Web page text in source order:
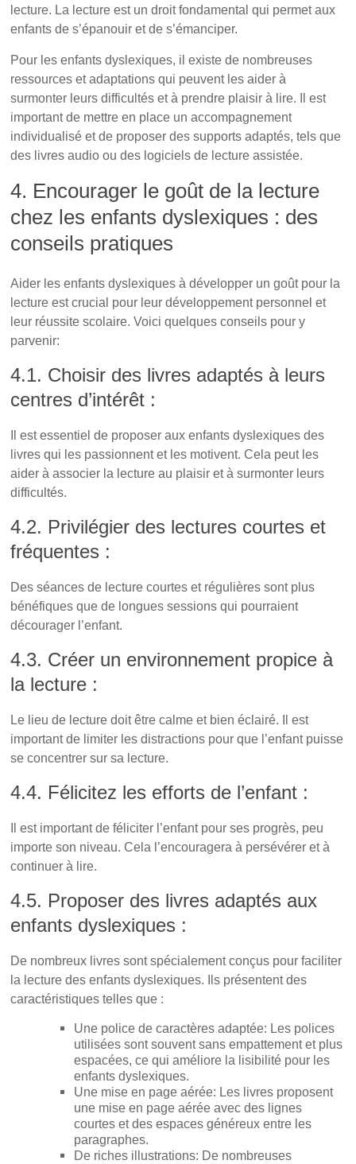
lecture. La lecture est un droit fondamental qui permet aux
enfants de s’épanouir et de s’émanciper.
Pour les enfants dyslexiques, il existe de nombreuses
ressources et adaptations qui peuvent les aider à
surmonter leurs difficultés et à prendre plaisir à lire. Il est
important de mettre en place un accompagnement
individualisé et de proposer des supports adaptés, tels que
des livres audio ou des logiciels de lecture assistée.
4. Encourager le goût de la lecture
chez les enfants dyslexiques : des
conseils pratiques
Aider les enfants dyslexiques à développer un goût pour la
lecture est crucial pour leur développement personnel et
leur réussite scolaire. Voici quelques conseils pour y
parvenir:
4.1. Choisir des livres adaptés à leurs
centres d’intérêt :
Il est essentiel de proposer aux enfants dyslexiques des
livres qui les passionnent et les motivent. Cela peut les
aider à associer la lecture au plaisir et à surmonter leurs
difficultés.
4.2. Privilégier des lectures courtes et
fréquentes :
Des séances de lecture courtes et régulières sont plus
bénéfiques que de longues sessions qui pourraient
décourager l’enfant.
4.3. Créer un environnement propice à
la lecture :
Le lieu de lecture doit être calme et bien éclairé. Il est
important de limiter les distractions pour que l’enfant puisse
se concentrer sur sa lecture.
4.4. Félicitez les efforts de l’enfant :
Il est important de féliciter l’enfant pour ses progrès, peu
importe son niveau. Cela l’encouragera à persévérer et à
continuer à lire.
4.5. Proposer des livres adaptés aux
enfants dyslexiques :
De nombreux livres sont spécialement conçus pour faciliter
la lecture des enfants dyslexiques. Ils présentent des
caractéristiques telles que :
Une police de caractères adaptée: Les polices
utilisées sont souvent sans empattement et plus
espacées, ce qui améliore la lisibilité pour les
enfants dyslexiques.
Une mise en page aérée: Les livres proposent
une mise en page aérée avec des lignes
courtes et des espaces généreux entre les
paragraphes.
De riches illustrations: De nombreuses